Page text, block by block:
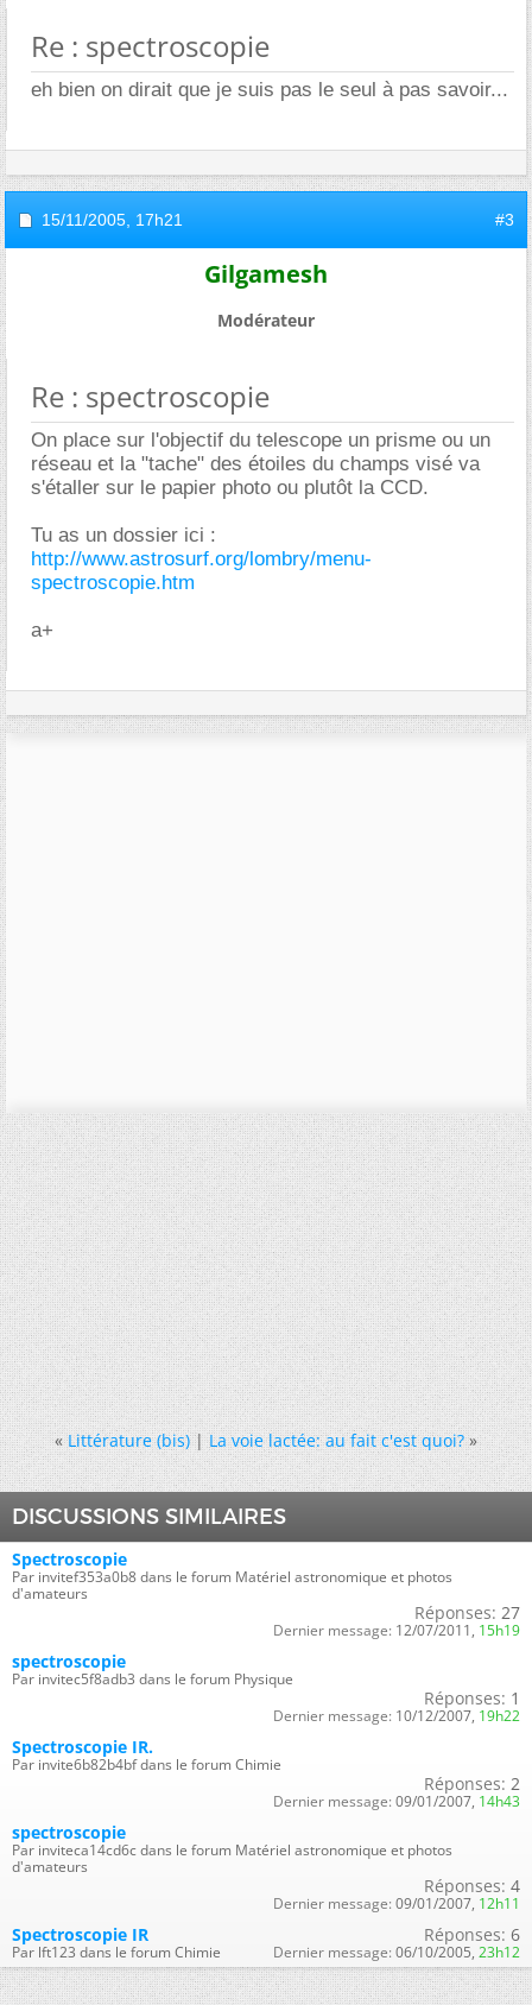
Re : spectroscopie
eh bien on dirait que je suis pas le seul à pas savoir...
15/11/2005, 17h21 #3
Gilgamesh
Modérateur
Re : spectroscopie
On place sur l'objectif du telescope un prisme ou un
réseau et la "tache" des étoiles du champs visé va
s'étaller sur le papier photo ou plutôt la CCD.
Tu as un dossier ici :
http://www.astrosurf.org/lombry/menu-
spectroscopie.htm
a+
« Littérature (bis)|La voie lactée: au fait c'est quoi? »
DISCUSSIONS SIMILAIRES
Spectroscopie
Par invitef353a0b8 dans le forum Matériel astronomique et photos
d'amateurs
Réponses: 27
Dernier message: 12/07/2011, 15h19
spectroscopie
Par invitec5f8adb3 dans le forum Physique
Réponses: 1
Dernier message: 10/12/2007, 19h22
Spectroscopie IR.
Par invite6b82b4bf dans le forum Chimie
Réponses: 2
Dernier message: 09/01/2007, 14h43
spectroscopie
Par inviteca14cd6c dans le forum Matériel astronomique et photos
d'amateurs
Réponses: 4
Dernier message: 09/01/2007, 12h11
Spectroscopie IR
Par lft123 dans le forum Chimie
Réponses: 6
Dernier message: 06/10/2005, 23h12